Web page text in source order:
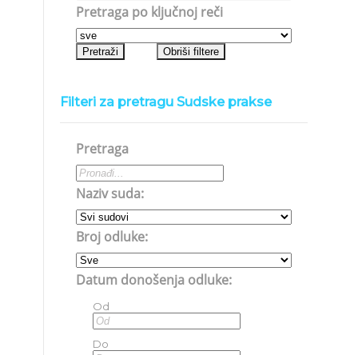
Pretraga po ključnoj reči
Filteri za pretragu Sudske prakse
Pretraga
Naziv suda:
Broj odluke:
Datum donošenja odluke:
Od
Do